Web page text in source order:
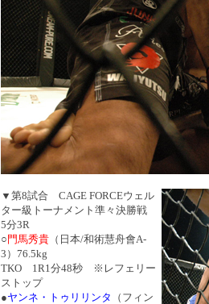
▼第8試合 CAGE FORCEウェル
ター級トーナメント準々決勝戦
5分3R
○ 門馬秀貴（日本/和術慧舟會A-
3）76.5kg
TKO 1R1分48秒 ※レフェリー
ストップ
●ヤンネ・トゥリリンタ （フィン